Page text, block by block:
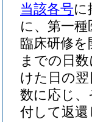
当該各号に
に、第一
臨床研修
までの日
けた日の
数に応じ
付して返